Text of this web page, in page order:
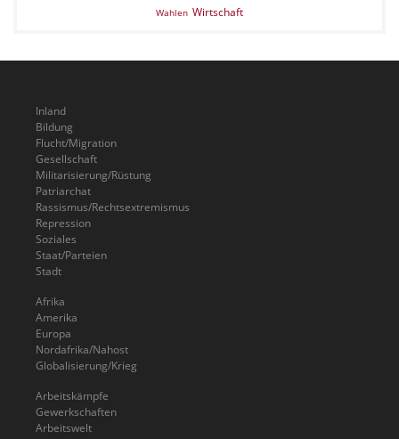
Wahlen Wirtschaft
Inland
Bildung
Flucht/Migration
Gesellschaft
Militarisierung/Rüstung
Patriarchat
Rassismus/Rechtsextremismus
Repression
Soziales
Staat/Parteien
Stadt
Afrika
Amerika
Europa
Nordafrika/Nahost
Globalisierung/Krieg
Arbeitskämpfe
Gewerkschaften
Arbeitswelt